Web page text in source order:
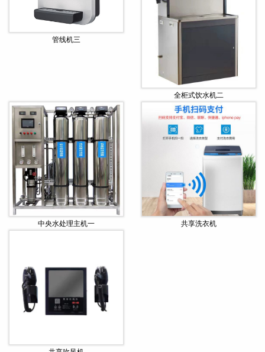
管线机三
全柜式饮水机二
中央水处理主机一 共享洗衣机